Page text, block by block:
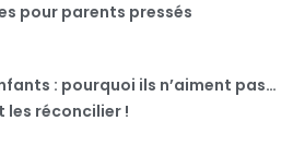
pour parents pressés
: pourquoi ils n’aiment pas…
les réconcilier !